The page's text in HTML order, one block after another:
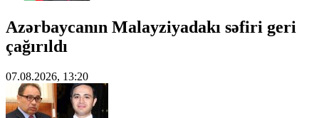
Azərbaycanın Malayziyadakı səfiri geri
çağırıldı
07.08.2026, 13:20